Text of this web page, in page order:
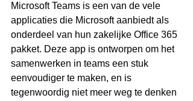
Microsoft Teams is een van de vele
applicaties die Microsoft aanbiedt als
onderdeel van hun zakelijke Office 365
pakket. Deze app is ontworpen om het
samenwerken in teams een stuk
eenvoudiger te maken, en is
tegenwoordig niet meer weg te denken